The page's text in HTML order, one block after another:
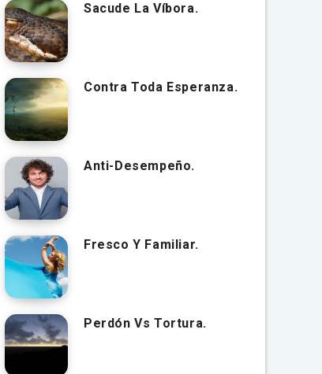
Sacude La Víbora.
Contra Toda Esperanza.
Anti-Desempeño.
Fresco Y Familiar.
Perdón Vs Tortura.